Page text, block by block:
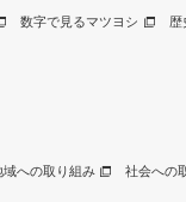
数字で見るマツヨシ 歴
域への取り組み 社会への